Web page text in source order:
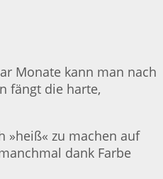
Monate kann man nach
fängt die harte,
»heiß« zu machen auf
dank Farbe